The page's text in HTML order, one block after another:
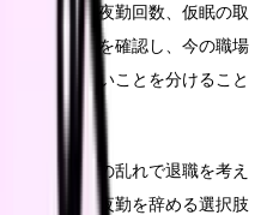
ん。まず、夜勤回数、仮眠の取
重なることを確認し、今の職場
いと動かないことを分けること
生活リズムの乱れで退職を考え
める前に、夜勤を辞める選択肢